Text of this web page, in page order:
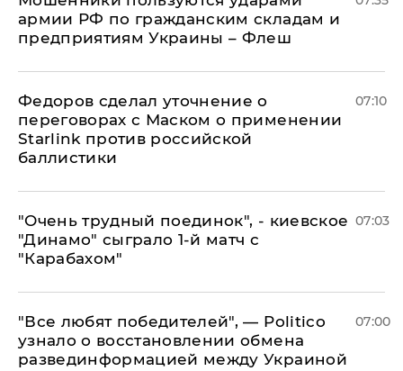
армии РФ по гражданским складам и
предприятиям Украины – Флеш
Федоров сделал уточнение о
переговорах с Маском о применении
Starlink против российской
баллистики
07:10
"Очень трудный поединок", - киевское
"Динамо" сыграло 1-й матч с
"Карабахом"
07:03
​"Все любят победителей", — Politico
узнало о восстановлении обмена
развединформацией между Украиной
07:00